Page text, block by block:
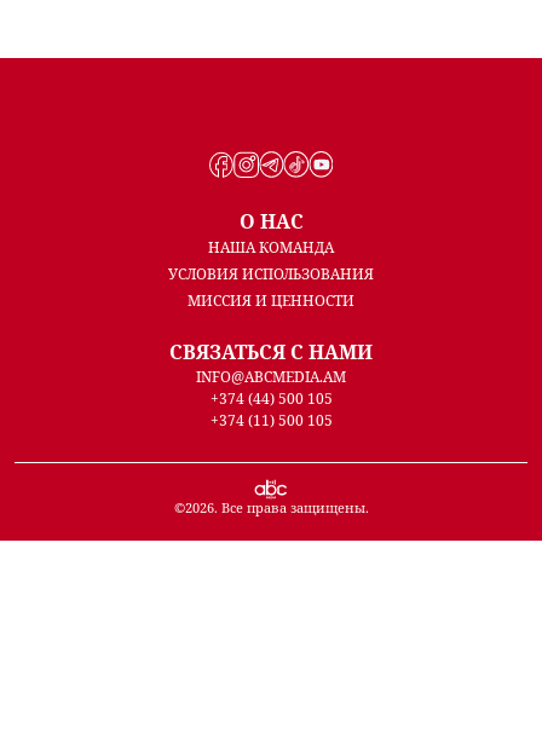
О НАС
НАША КОМАНДА
УСЛОВИЯ ИСПОЛЬЗОВАНИЯ
МИССИЯ И ЦЕННОСТИ
СВЯЗАТЬСЯ С НАМИ
INFO@ABCMEDIA.AM
+374 (44) 500 105
+374 (11) 500 105
©2026. Все права защищены.